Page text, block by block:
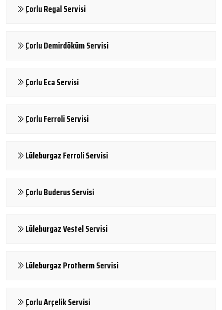
Çorlu Regal Servisi
Çorlu Demirdöküm Servisi
Çorlu Eca Servisi
Çorlu Ferroli Servisi
Lüleburgaz Ferroli Servisi
Çorlu Buderus Servisi
Lüleburgaz Vestel Servisi
Lüleburgaz Protherm Servisi
Çorlu Arçelik Servisi